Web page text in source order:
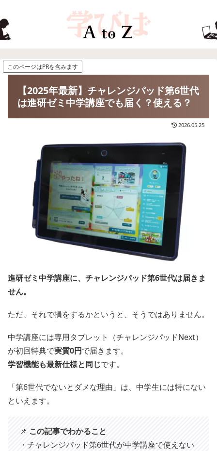
このページはPRを含みます
【2025年最新】チャレンジパッド第6世代
は進研ゼミ中学講座でも届く？使える？
2026.05.25
進研ゼミ中学講座に、チャレンジパッド第6世代は届きま
せん。
ただ、それで損をするかというと、そうではありません。
中学講座には専用タブレット（チャレンジパッドNext）
が初回特典で実質0円で届きます。
学習機能も最新仕様と同じです。
「第6世代でないとダメな理由」は、中学生には特にない
といえます。
📌 この記事でわかること
・チャレンジパッド第6世代が中学講座で使えない